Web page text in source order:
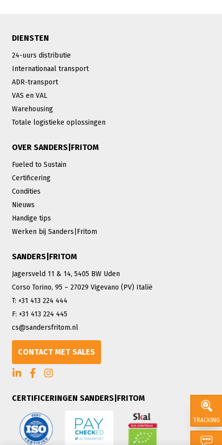
TRACKING
DIENSTEN
24-uurs distributie
Internationaal transport
ADR-transport
VAS en VAL
Warehousing
Totale logistieke oplossingen
OVER SANDERS|FRITOM
Fueled to Sustain
Certificering
Condities
Nieuws
Handige tips
Werken bij Sanders|Fritom
SANDERS|FRITOM
Jagersveld 11 & 14, 5405 BW Uden
Corso Torino, 95 – 27029 Vigevano (PV) Italië
T: +31 413 224 444
F: +31 413 224 445
cs@sandersfritom.nl
CONTACT MET SALES
CERTIFICERINGEN SANDERS|FRITOM